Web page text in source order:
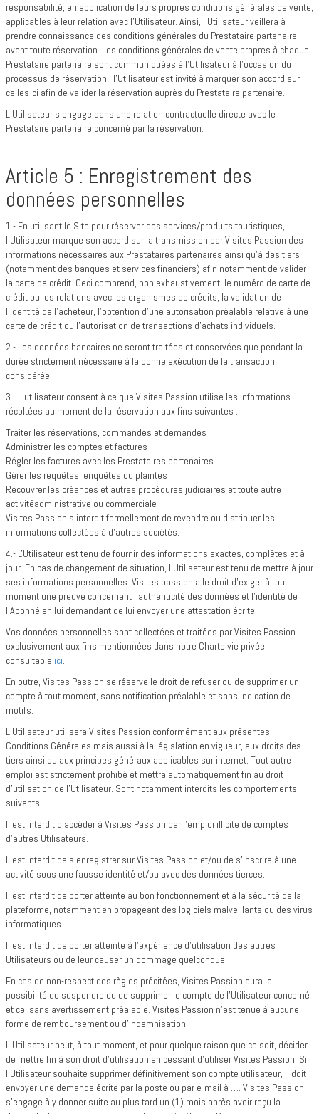
responsabilité, en application de leurs propres conditions générales de vente,
applicables à leur relation avec l’Utilisateur. Ainsi, l’Utilisateur veillera à
prendre connaissance des conditions générales du Prestataire partenaire
avant toute réservation. Les conditions générales de vente propres à chaque
Prestataire partenaire sont communiquées à l’Utilisateur à l’occasion du
processus de réservation : l’Utilisateur est invité à marquer son accord sur
celles-ci afin de valider la réservation auprès du Prestataire partenaire.
L’Utilisateur s’engage dans une relation contractuelle directe avec le
Prestataire partenaire concerné par la réservation.
Article 5 : Enregistrement des
données personnelles
1.- En utilisant le Site pour réserver des services/produits touristiques,
l’Utilisateur marque son accord sur la transmission par Visites Passion des
informations nécessaires aux Prestataires partenaires ainsi qu’à des tiers
(notamment des banques et services financiers) afin notamment de valider
la carte de crédit. Ceci comprend, non exhaustivement, le numéro de carte de
crédit ou les relations avec les organismes de crédits, la validation de
l’identité de l’acheteur, l’obtention d’une autorisation préalable relative à une
carte de crédit ou l’autorisation de transactions d’achats individuels.
2.- Les données bancaires ne seront traitées et conservées que pendant la
durée strictement nécessaire à la bonne exécution de la transaction
considérée.
3.- L’utilisateur consent à ce que Visites Passion utilise les informations
récoltées au moment de la réservation aux fins suivantes :
Traiter les réservations, commandes et demandes
Administrer les comptes et factures
Régler les factures avec les Prestataires partenaires
Gérer les requêtes, enquêtes ou plaintes
Recouvrer les créances et autres procédures judiciaires et toute autre
activitéadministrative ou commerciale
Visites Passion s’interdit formellement de revendre ou distribuer les
informations collectées à d’autres sociétés.
4.- L'Utilisateur est tenu de fournir des informations exactes, complètes et à
jour. En cas de changement de situation, l'Utilisateur est tenu de mettre à jour
ses informations personnelles. Visites passion a le droit d'exiger à tout
moment une preuve concernant l'authenticité des données et l'identité de
l'Abonné en lui demandant de lui envoyer une attestation écrite.
Vos données personnelles sont collectées et traitées par Visites Passion
exclusivement aux fins mentionnées dans notre Charte vie privée,
consultable ici.
En outre, Visites Passion se réserve le droit de refuser ou de supprimer un
compte à tout moment, sans notification préalable et sans indication de
motifs.
L’Utilisateur utilisera Visites Passion conformément aux présentes
Conditions Générales mais aussi à la législation en vigueur, aux droits des
tiers ainsi qu’aux principes généraux applicables sur internet. Tout autre
emploi est strictement prohibé et mettra automatiquement fin au droit
d'utilisation de l’Utilisateur. Sont notamment interdits les comportements
suivants :
Il est interdit d'accéder à Visites Passion par l'emploi illicite de comptes
d'autres Utilisateurs.
Il est interdit de s'enregistrer sur Visites Passion et/ou de s’inscrire à une
activité sous une fausse identité et/ou avec des données tierces.
Il est interdit de porter atteinte au bon fonctionnement et à la sécurité de la
plateforme, notamment en propageant des logiciels malveillants ou des virus
informatiques.
Il est interdit de porter atteinte à l’expérience d’utilisation des autres
Utilisateurs ou de leur causer un dommage quelconque.
En cas de non-respect des règles précitées, Visites Passion aura la
possibilité de suspendre ou de supprimer le compte de l’Utilisateur concerné
et ce, sans avertissement préalable. Visites Passion n’est tenue à aucune
forme de remboursement ou d’indemnisation.
L’Utilisateur peut, à tout moment, et pour quelque raison que ce soit, décider
de mettre fin à son droit d’utilisation en cessant d’utiliser Visites Passion. Si
l’Utilisateur souhaite supprimer définitivement son compte utilisateur, il doit
envoyer une demande écrite par la poste ou par e-mail à …. Visites Passion
s’engage à y donner suite au plus tard un (1) mois après avoir reçu la